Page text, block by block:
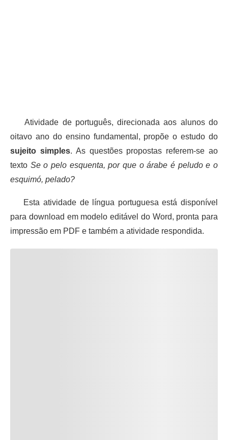
Atividade de português, direcionada aos alunos do
oitavo ano do ensino fundamental, propõe o estudo do
sujeito simples. As questões propostas referem-se ao
texto Se o pelo esquenta, por que o árabe é peludo e o
esquimó, pelado?
Esta atividade de língua portuguesa está disponível
para download em modelo editável do Word, pronta para
impressão em PDF e também a atividade respondida.